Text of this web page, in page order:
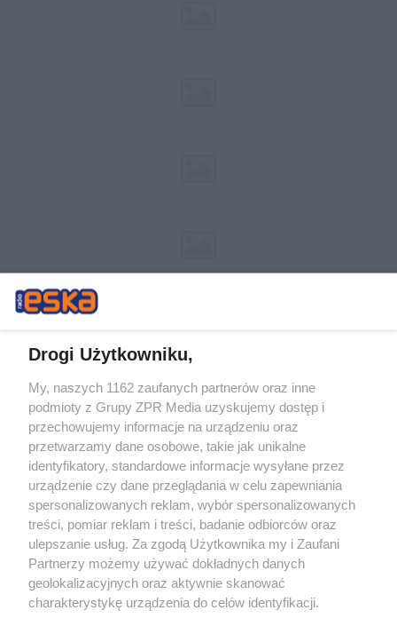
Żaden utwór zamieszczony w serwisie nie może być powielany i
rozpowszechniany lub dalej rozpowszechniany w jakikolwiek sposób (w
tym także elektroniczny lub mechaniczny) na jakimkolwiek polu
eksploatacji w jakiejkolwiek formie, włącznie z umieszczaniem w
Internecie bez pisemnej zgody właściciela praw. Jakiekolwiek użycie lub
wykorzystanie utworów w całości lub w części z naruszeniem prawa,
tzn. bez właściwej zgody, jest zabronione pod groźbą kary i może być
ścigane prawnie.
Drogi Użytkowniku,
My, naszych 1162 zaufanych partnerów oraz inne
podmioty z Grupy ZPR Media uzyskujemy dostęp i
przechowujemy informacje na urządzeniu oraz
przetwarzamy dane osobowe, takie jak unikalne
identyfikatory, standardowe informacje wysyłane przez
urządzenie czy dane przeglądania w celu zapewniania
spersonalizowanych reklam, wybór spersonalizowanych
treści, pomiar reklam i treści, badanie odbiorców oraz
ulepszanie usług. Za zgodą Użytkownika my i Zaufani
Partnerzy możemy używać dokładnych danych
geolokalizacyjnych oraz aktywnie skanować
charakterystykę urządzenia do celów identyfikacji.